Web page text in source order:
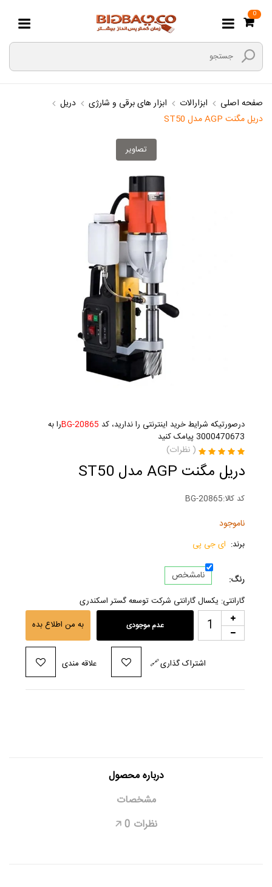
0
صفحه اصلی ابزارالات ابزار های برقی و شارژی
دریل
دریل مگنت AGP مدل ST50
تصاویر
درصورتیکه شرایط خرید اینترنتی را ندارید، کد BG-20865را به
3000470673 پیامک کنید
( نظرات)
دریل مگنت AGP مدل ST50
کد کالا:BG-20865
ناموجود
برند: ای جی پی
رنگ: نامشخص
گارانتی: یکسال گارانتی شرکت توسعه گستر اسکندری
عدم موجودی به من اطلاع بده
علاقه مندی 🔗اشتراک گذاری
درباره محصول
مشخصات
نظرات 0
🡥